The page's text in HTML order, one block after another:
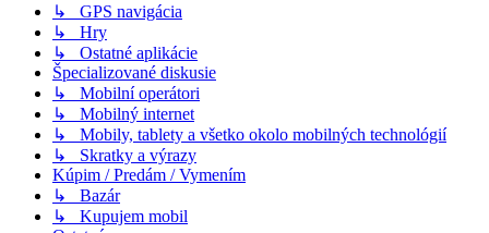
↳ GPS navigácia
↳ Hry
↳ Ostatné aplikácie
Špecializované diskusie
↳ Mobilní operátori
↳ Mobilný internet
↳ Mobily, tablety a všetko okolo mobilných technológií
↳ Skratky a výrazy
Kúpim / Predám / Vymením
↳ Bazár
↳ Kupujem mobil